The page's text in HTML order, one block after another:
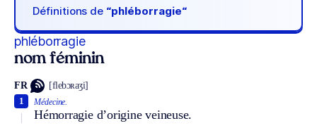
Définitions de “phléborragie“
phléborragie
nom féminin
FR [flebɔʀaʒi]
Médecine.
Hémorragie d’origine veineuse.
1